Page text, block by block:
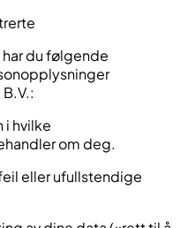
har du følgende
i hvilke
om deg.
eller ufullstendige